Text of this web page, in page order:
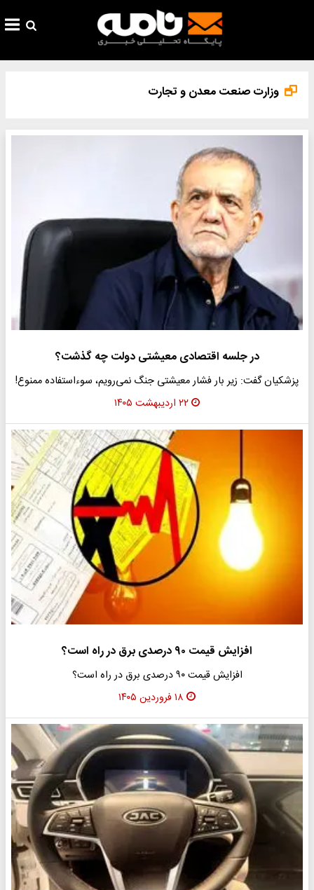
وزارت صنعت معدن و تجارت
در جلسه اقتصادی معیشتی دولت چه گذشت؟
پزشکیان گفت: زیر بار فشار معیشتی جنگ نمی‌رویم، سوءاستفاده ممنوع!
۲۲ اردیبهشت ۱۴۰۵
افزایش قیمت ۹۰ درصدی برق در راه است؟
افزایش قیمت ۹۰ درصدی برق در راه است؟
۱۸ فروردین ۱۴۰۵